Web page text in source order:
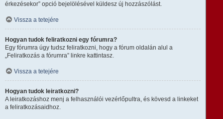
érkezésekor” opció bejelölésével küldesz új hozzászólást.
Vissza a tetejére
Hogyan tudok feliratkozni egy fórumra?
Egy fórumra úgy tudsz feliratkozni, hogy a fórum oldalán alul a
„Feliratkozás a fórumra” linkre kattintasz.
Vissza a tetejére
Hogyan tudok leiratkozni?
A leiratkozáshoz menj a felhasználói vezérlőpultra, és kövesd a linkeket
a feliratkozásaidhoz.